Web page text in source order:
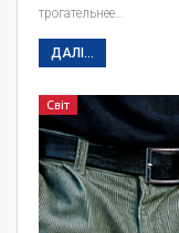
трогательнее…
ДАЛІ...
Світ